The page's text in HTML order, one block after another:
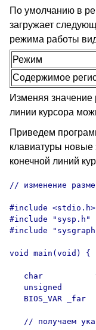
По умолчанию в
загружает
режима работы
Режим
Содержимое
Изменяя значение
линии курсора
Приведем
клавиатуры новые
конечной линий
// изменение
#include <stdio.h>
#include "sysp.h"
#include
void main(void) {
char
unsigned
BIOS_VAR _far
// получаем